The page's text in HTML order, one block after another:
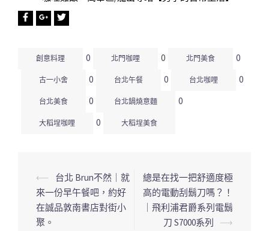
創意料理 0 北門咖哩 0 北門美食 0
古一小舍 0 台北午餐 0 台北咖哩 0
台北美食 0 台北鍋燒意麵 0
大稻埕咖哩 0 大稻埕美食
文
章
導
⟵
台北 Brun不然｜就
來一份早午餐吧，約好
在誠品敦南書店對街小
聚。
總是在找一把舒適度極
高的電動刮鬍刀嗎？！
｜飛利浦君爵系列電鬍
刀 S7000系列
⟶